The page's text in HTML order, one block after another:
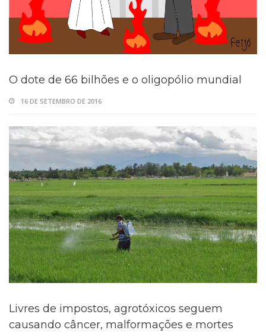
O dote de 66 bilhões e o oligopólio mundial
16 DE SETEMBRO DE 2016
Livres de impostos, agrotóxicos seguem
causando câncer, malformações e mortes